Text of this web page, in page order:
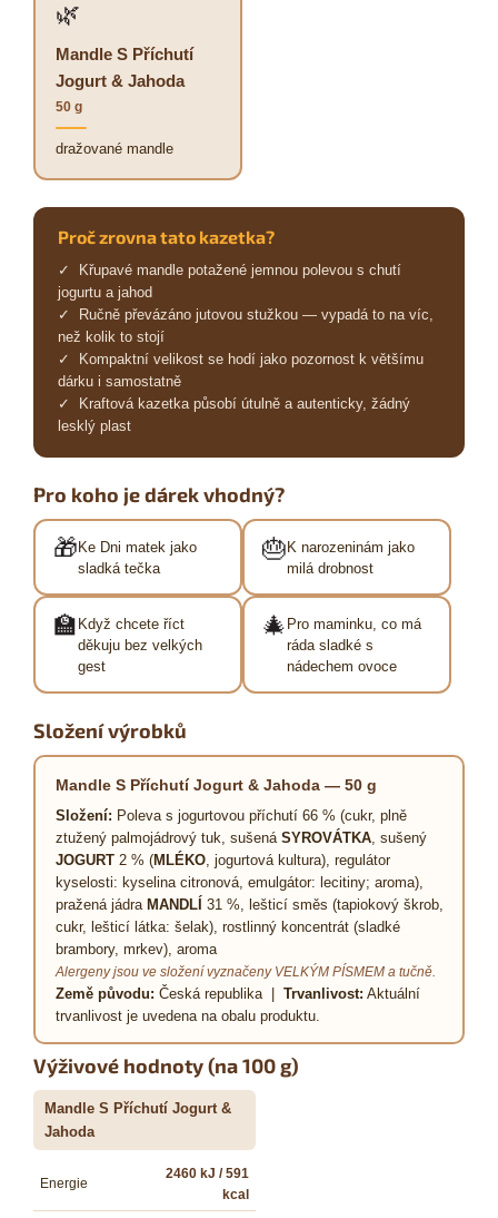
🌿
Mandle S Příchutí
Jogurt & Jahoda
50 g
dražované mandle
Proč zrovna tato kazetka?
✓ Křupavé mandle potažené jemnou polevou s chutí
jogurtu a jahod
✓ Ručně převázáno jutovou stužkou — vypadá to na víc,
než kolik to stojí
✓ Kompaktní velikost se hodí jako pozornost k většímu
dárku i samostatně
✓ Kraftová kazetka působí útulně a autenticky, žádný
lesklý plast
Pro koho je dárek vhodný?
🎁Ke Dni matek jako
sladká tečka
🎂K narozeninám jako
milá drobnost
🏫 Když chcete říct
děkuju bez velkých
gest
🎄 Pro maminku, co má
ráda sladké s
nádechem ovoce
Složení výrobků
Mandle S Příchutí Jogurt & Jahoda — 50 g
Složení: Poleva s jogurtovou příchutí 66 % (cukr, plně
ztužený palmojádrový tuk, sušená SYROVÁTKA, sušený
JOGURT2 % (MLÉKO, jogurtová kultura), regulátor
kyselosti: kyselina citronová, emulgátor: lecitiny; aroma),
pražená jádra MANDLÍ 31 %, lešticí směs (tapiokový škrob,
cukr, lešticí látka: šelak), rostlinný koncentrát (sladké
brambory, mrkev), aroma
Alergeny jsou ve složení vyznačeny VELKÝM PÍSMEM a tučně.
Země původu: Česká republika | Trvanlivost: Aktuální
trvanlivost je uvedena na obalu produktu.
Výživové hodnoty (na 100 g)
Mandle S Příchutí Jogurt &
Jahoda
Energie
2460 kJ / 591
kcal